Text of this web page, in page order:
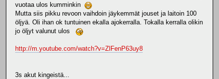
vuotaa ulos kumminkin
Mutta siis pikku revoon vaihdoin jäykemmät jouset ja laitoin 100
öljyä. Oli ihan ok tuntuinen ekalla ajokerralla. Tokalla kerralla olikin
jo öljyt valunut ulos
http://m.youtube.com/watch?v=ZlFenP63uy8
3s akut kingeistä...